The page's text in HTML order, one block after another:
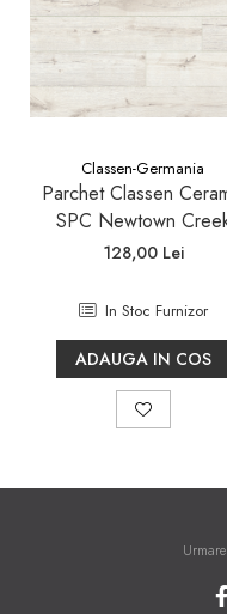
Classen-Germania
Parchet Classen
SPC Newtown
62478 rigid waterproof
128,00 Lei
In Stoc Furnizor
ADAUGA IN COS